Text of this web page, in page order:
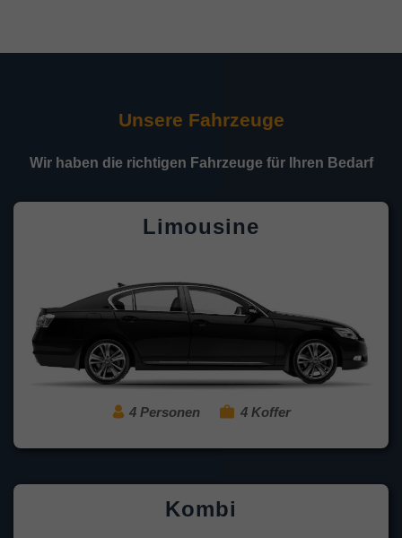
Unsere Fahrzeuge
Wir haben die richtigen Fahrzeuge für Ihren Bedarf
Limousine
4 Personen 4 Koffer
Kombi